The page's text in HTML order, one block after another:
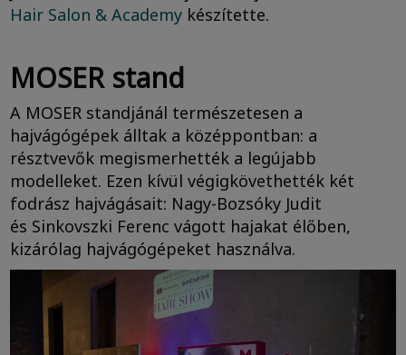
Hair Salon & Academy készítette.
MOSER stand
A MOSER standjánál természetesen a
hajvágógépek álltak a középpontban: a
résztvevők megismerhették a legújabb
modelleket. Ezen kívül végigkövethették két
fodrász hajvágásait: Nagy-Bozsóky Judit
és Sinkovszki Ferenc vágott hajakat élőben,
kizárólag hajvágógépeket használva.